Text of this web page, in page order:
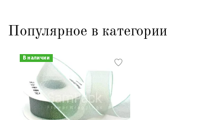
Популярное в категории
В наличии